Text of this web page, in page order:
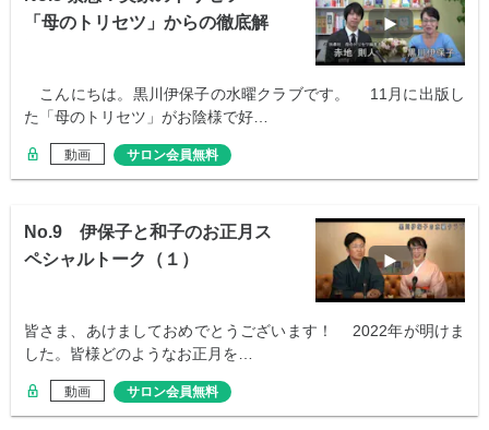
「母のトリセツ」からの徹底解
こんにちは。黒川伊保子の水曜クラブです。 11月に出版し
た「母のトリセツ」がお陰様で好…
動画 サロン会員無料
No.9 伊保子と和子のお正月ス
ペシャルトーク（１）
皆さま、あけましておめでとうございます！ 2022年が明けま
した。皆様どのようなお正月を…
動画 サロン会員無料